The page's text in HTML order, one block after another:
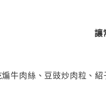
讓
煸牛肉絲、豆豉炒肉粒、